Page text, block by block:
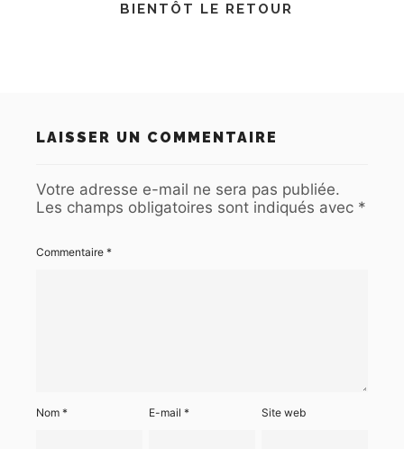
BIENTÔT LE RETOUR
LAISSER UN COMMENTAIRE
Votre adresse e-mail ne sera pas publiée.
Les champs obligatoires sont indiqués avec *
Commentaire *
Nom * E-mail* Site web